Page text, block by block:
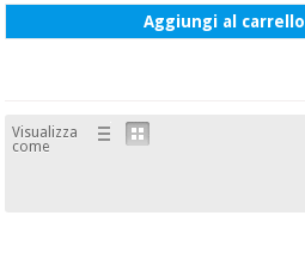
Aggiungi al carrello
Visualizza
come